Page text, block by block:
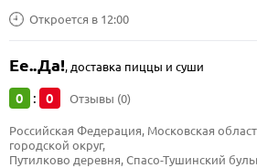
Откроется в 12:00
Ее..Да!, доставка пиццы и суши
0 : 0 Отзывы (0)
Российская Федерация, Московская
городской округ,
Путилково деревня, Спасо-Тушинский